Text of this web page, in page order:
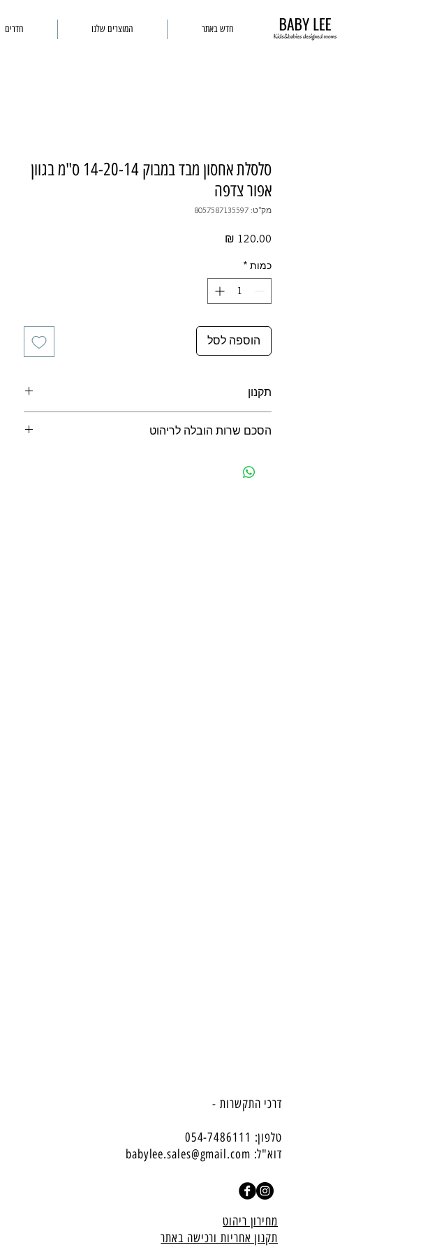
חדש באתר המוצרים שלנו חדרים
סלסלת אחסון מבד במבוק 14-20-14 ס"מ בגוון
אפור צדפה
מק"ט: 8057587135597
כמות *
הוספה לסל
תקנון
הסכם שרות הובלה לריהוט
דרכי התקשרות -
טלפון: 054-7486111
דוא"ל: babylee.sales@gmail.com
מחירון ריהוט
תקנון אחריות ורכישה באתר